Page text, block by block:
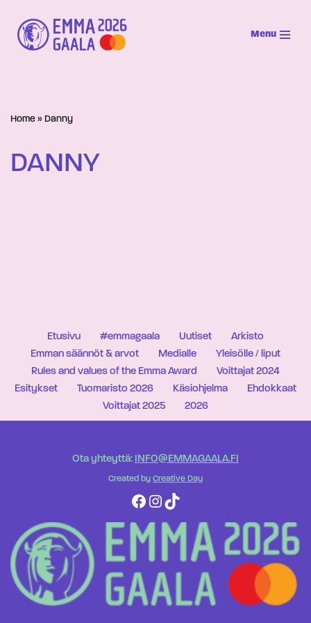
Siirry
suoraan
Menu
Home » Danny
DANNY
Etusivu #emmagaala Uutiset
Arkisto
Emman säännöt & arvot
Medialle
Yleisölle / liput
Rules and values of the Emma Award
Voittajat 2024
Esitykset
Tuomaristo 2026 Käsiohjelma
Ehdokkaat
Voittajat 2025
2026
Ota yhteyttä: INFO@EMMAGAALA.FI
Created by Creative Day